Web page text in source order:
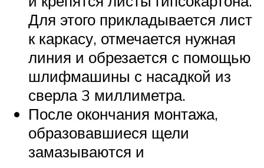
Для этого прикладывается лист
к каркасу, отмечается нужная
линия и обрезается с помощью
шлифмашины с насадкой из
сверла 3 миллиметра.
После окончания монтажа,
образовавшиеся щели
замазываются и